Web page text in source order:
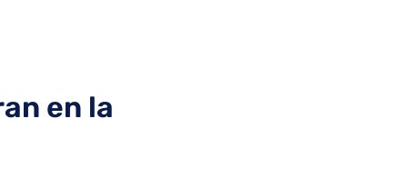
en la